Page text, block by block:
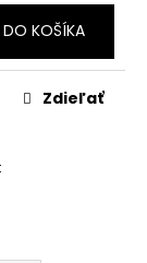
DO KOŠÍKA
Zdieľať